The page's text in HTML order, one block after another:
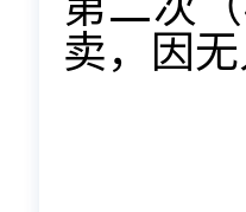
卖，因